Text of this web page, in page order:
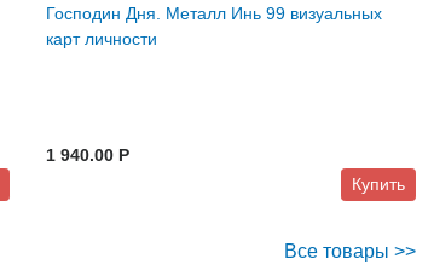
Господин Дня. Металл Инь 99 визуальных
карт личности
1 940.00 P
Купить
Все товары >>